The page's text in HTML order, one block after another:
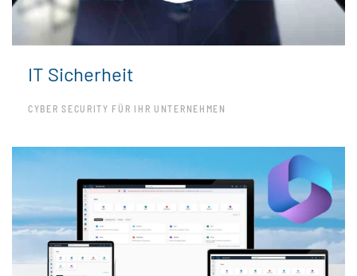
IT Sicherheit
CYBER SECURITY FÜR IHR UNTERNEHMEN